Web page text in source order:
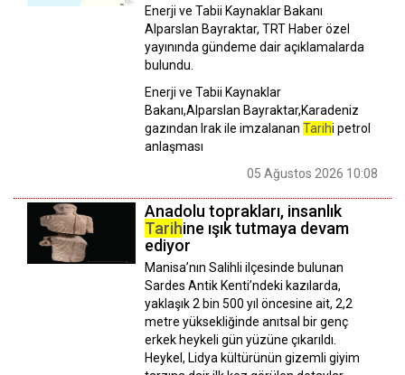
Enerji ve Tabii Kaynaklar Bakanı
Alparslan Bayraktar, TRT Haber özel
yayınında gündeme dair açıklamalarda
bulundu.
Enerji ve Tabii Kaynaklar
Bakanı,Alparslan Bayraktar,Karadeniz
gazından Irak ile imzalanan Tarihi petrol
anlaşması
05 Ağustos 2026 10:08
Anadolu toprakları, insanlık
Tarihine ışık tutmaya devam
ediyor
Manisa’nın Salihli ilçesinde bulunan
Sardes Antik Kenti’ndeki kazılarda,
yaklaşık 2 bin 500 yıl öncesine ait, 2,2
metre yüksekliğinde anıtsal bir genç
erkek heykeli gün yüzüne çıkarıldı.
Heykel, Lidya kültürünün gizemli giyim